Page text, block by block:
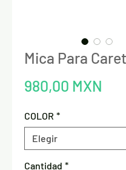
Mica Para
980,00 MXN
COLOR *
Cantidad *